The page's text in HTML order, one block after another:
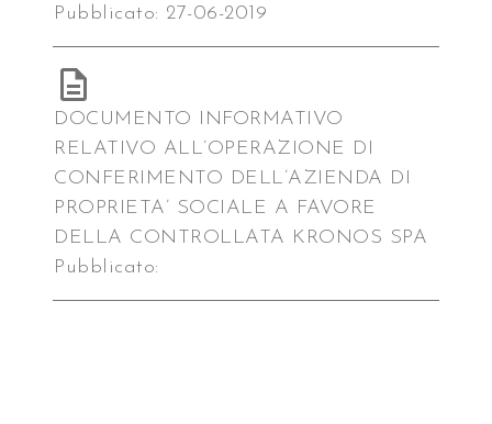
Pubblicato: 27-06-2019
DOCUMENTO INFORMATIVO
RELATIVO ALL’OPERAZIONE DI
CONFERIMENTO DELL’AZIENDA DI
PROPRIETA’ SOCIALE A FAVORE
DELLA CONTROLLATA KRONOS SPA
Pubblicato: